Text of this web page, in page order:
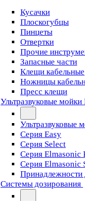
Кусачки
Плоскогубцы
Пинцеты
Отвертки
Прочие
Запасные части
Клещи кабельные
Ножницы
Пресс клещи
Ультразвуковые
Ультразвуковые
Серия Easy
Серия Select
Серия Elmasonic
Серия Elmasonic
Системы дозирования